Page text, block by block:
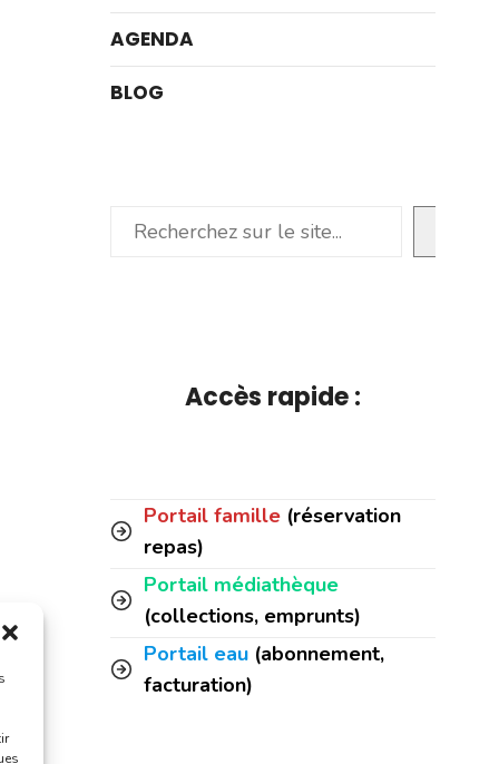
AGENDA
BLOG
Rechercher
Accès rapide :
Portail famille (réservation
repas)
Portail médiathèque
(collections, emprunts)
Portail eau (abonnement,
facturation)